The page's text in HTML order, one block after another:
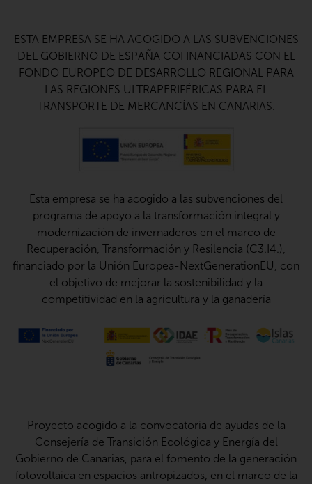
ESTA EMPRESA SE HA ACOGIDO A LAS SUBVENCIONES
DEL GOBIERNO DE ESPAÑA COFINANCIADAS CON EL
FONDO EUROPEO DE DESARROLLO REGIONAL PARA
LAS REGIONES ULTRAPERIFÉRICAS PARA EL
TRANSPORTE DE MERCANCÍAS EN CANARIAS.
Esta empresa se ha acogido a las subvenciones del
programa de apoyo a la transformación integral y
modernización de invernaderos en el marco de
Recuperación, Transformación y Resilencia (C3.I4.),
financiado por la Unión Europea-NextGenerationEU, con
el objetivo de mejorar la sostenibilidad y la
competitividad en la agricultura y la ganadería
Proyecto acogido a la convocatoria de ayudas de la
Consejería de Transición Ecológica y Energía del
Gobierno de Canarias, para el fomento de la generación
fotovoltaica en espacios antropizados, en el marco de la